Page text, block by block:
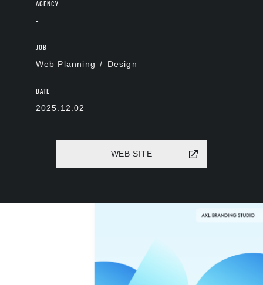
AGENCY
-
JOB
Web Planning
Design
DATE
2025.12.02
WEB SITE